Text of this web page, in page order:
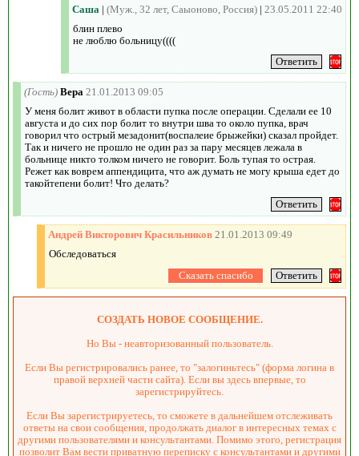
Саша | (Муж., 32 лет, Саыоново, Россия) | 23.05.2011 22:40
блин плево
не люблю больницу((((
(Гость) Вера 21.01.2013 09:05
У меня болит живот в области пупка после операции. Сделали ее 10
августа и до сих пор болит то внутри шва то около пупка, врач
говорил что острый мезадонит(воспалеие брыжейки) сказал пройдет.
Так и ничего не прошло не один раз за пару месяцев лежала в
больнице никто толком ничего не говорит. Боль тупая то острая.
Режет как воврем аппендицита, что аж думать не могу крыша едет до
такойтепени болит! Что делать?
Андрей Викторович Красильников 21.01.2013 09:49
Обследоваться
СОЗДАТЬ НОВОЕ СООБЩЕНИЕ.
Но Вы - неавторизованный пользователь.
Если Вы регистрировались ранее, то "залогиньтесь" (форма логина в
правой верхней части сайта). Если вы здесь впервые, то
зарегистрируйтесь.
Если Вы зарегистрируетесь, то сможете в дальнейшем отслеживать
ответы на свои сообщения, продолжать диалог в интересных темах с
другими пользователями и консультантами. Помимо этого, регистрация
позволит Вам вести приватную переписку с консультантами и другими